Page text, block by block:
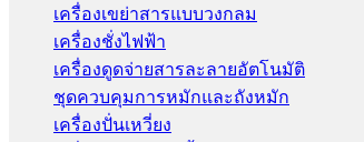
เครื่องเขย่าสารแบบวงกลม
เครื่องชั่งไฟฟ้า
เครื่องดูดจ่ายสารละลายอัตโนมัติ
ชุดควบคุมการหมักและถังหมัก
เครื่องปั่นเหวี่ยง